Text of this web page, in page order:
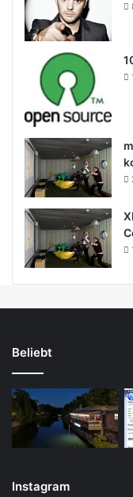
Beliebt
Instagram